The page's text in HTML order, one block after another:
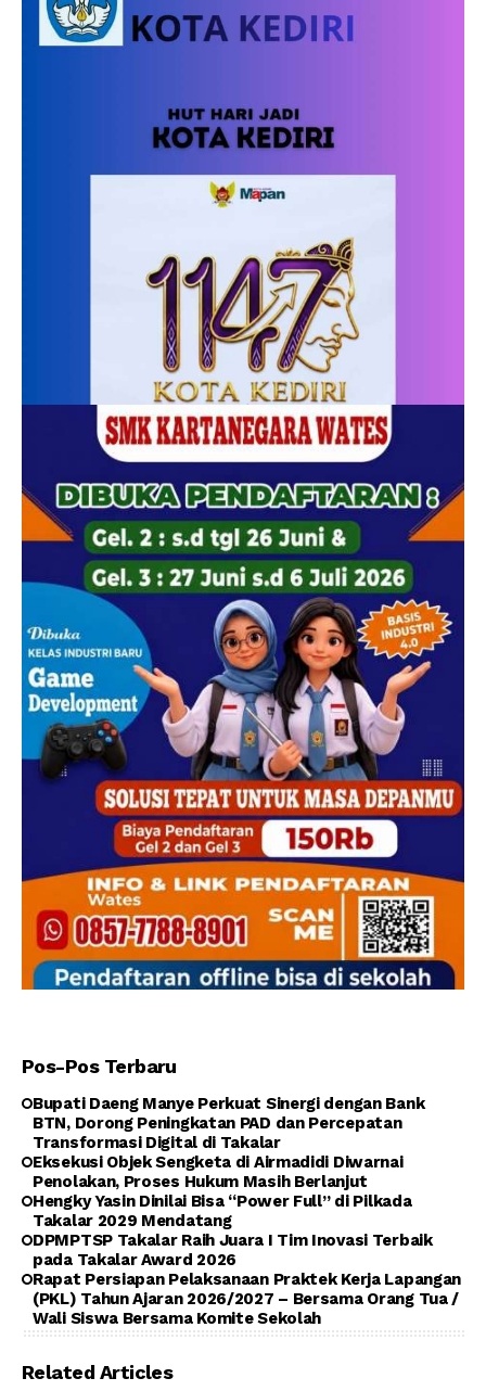
Pos-Pos Terbaru
Bupati Daeng Manye Perkuat Sinergi dengan Bank
BTN, Dorong Peningkatan PAD dan Percepatan
Transformasi Digital di Takalar
Eksekusi Objek Sengketa di Airmadidi Diwarnai
Penolakan, Proses Hukum Masih Berlanjut
Hengky Yasin Dinilai Bisa “Power Full” di Pilkada
Takalar 2029 Mendatang
DPMPTSP Takalar Raih Juara I Tim Inovasi Terbaik
pada Takalar Award 2026
Rapat Persiapan Pelaksanaan Praktek Kerja Lapangan
(PKL) Tahun Ajaran 2026/2027 – Bersama Orang Tua /
Wali Siswa Bersama Komite Sekolah
Related Articles